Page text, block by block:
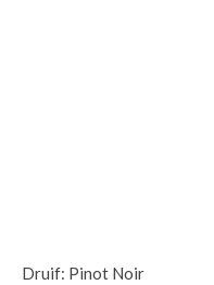
Druif: Pinot Noir